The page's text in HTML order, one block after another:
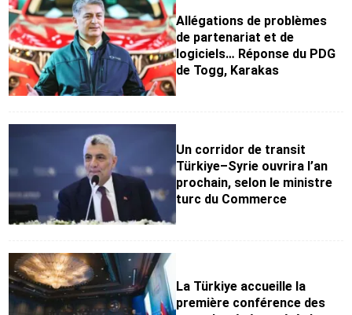
Allégations de problèmes
de partenariat et de
logiciels… Réponse du PDG
de Togg, Karakas
Un corridor de transit
Türkiye–Syrie ouvrira l’an
prochain, selon le ministre
turc du Commerce
La Türkiye accueille la
première conférence des